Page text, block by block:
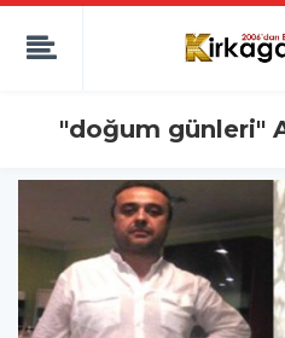
"doğum günleri"